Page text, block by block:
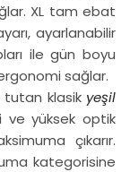
XL tam ebat
ayarlanabilir
ile gün boyu
sağlar.
tutan klasik yeşil
ve yüksek optik
çıkarır.
kategorisine